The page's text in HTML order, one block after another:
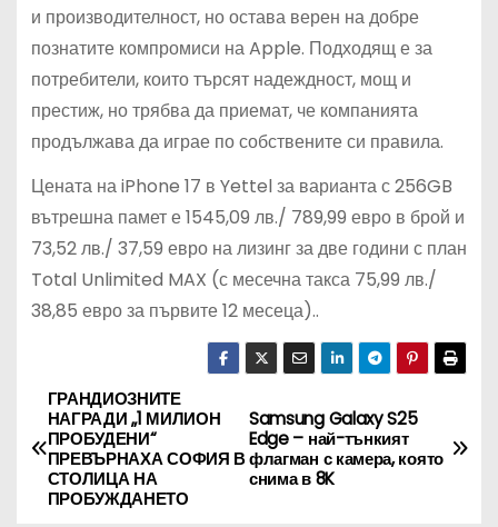
и производителност, но остава верен на добре
познатите компромиси на Apple. Подходящ е за
потребители, които търсят надеждност, мощ и
престиж, но трябва да приемат, че компанията
продължава да играе по собствените си правила.
Цената на iPhone 17 в Yettel за варианта с 256GB
вътрешна памет е 1545,09 лв./ 789,99 евро в брой и
73,52 лв./ 37,59 евро на лизинг за две години с план
Total Unlimited MAX (с месечна такса 75,99 лв./
38,85 евро за първите 12 месеца)..
Н
а
в
Samsung Galaxy S25
Edge – най-тънкият
флагман с камера, която
снима в 8K
ГРАНДИОЗНИТЕ
НАГРАДИ „1 МИЛИОН
ПРОБУДЕНИ“
ПРЕВЪРНАХА СОФИЯ В
СТОЛИЦА НА
ПРОБУЖДАНЕТО